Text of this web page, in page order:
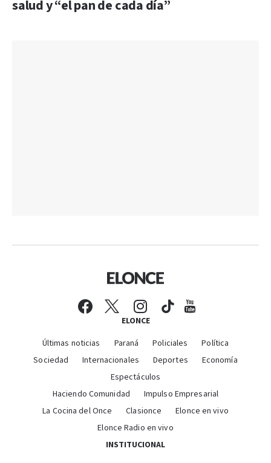
salud y “el pan de cada día”
ELONCE
Últimas noticias Paraná Policiales
Política
Sociedad
Internacionales Deportes
Economía
Espectáculos
Haciendo Comunidad
Impulso Empresarial
La Cocina del Once
Clasionce
Elonce en vivo
Elonce Radio en vivo
INSTITUCIONAL